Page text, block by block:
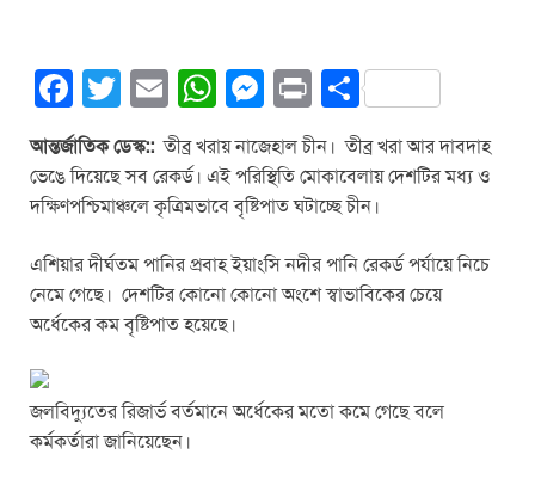
F
a
c
e
b
o
o
T
wi
tt
er
E
m
ail
W
h
at
s
A
p
p
M
e
ss
e
n
g
er
Pr
in
t
S
h
ar
e
আন্তর্জাতিক ডেস্ক:: তীব্র খরায় নাজেহাল চীন। তীব্র খরা আর দাবদাহ
ভেঙে দিয়েছে সব রেকর্ড। এই পরিস্থিতি মোকাবেলায় দেশটির মধ্য ও
দক্ষিণপশ্চিমাঞ্চলে কৃত্রিমভাবে বৃষ্টিপাত ঘটাচ্ছে চীন।
এশিয়ার দীর্ঘতম পানির প্রবাহ ইয়াংসি নদীর পানি রেকর্ড পর্যায়ে নিচে
নেমে গেছে। দেশটির কোনো কোনো অংশে স্বাভাবিকের চেয়ে
অর্ধেকের কম বৃষ্টিপাত হয়েছে।
জলবিদ্যুতের রিজার্ভ বর্তমানে অর্ধেকের মতো কমে গেছে বলে
কর্মকর্তারা জানিয়েছেন।